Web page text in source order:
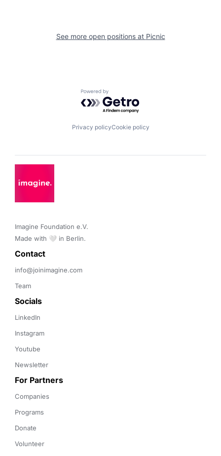
See more open positions at Picnic
Powered by Getro.com
Privacy policyCookie policy
Imagine Foundation e.V.
Made with 🤍 in Berlin.
Contact
info@joinimagine.com
Team
Socials
LinkedIn
Instagram
Youtube
Newsletter
For Partners
Companies
Programs
Donate
Volunteer